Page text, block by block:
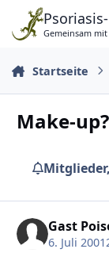
Zu Inhalt springen
Gemeinsam
Startseite
Make-up?
Gast
6. Juli 2001